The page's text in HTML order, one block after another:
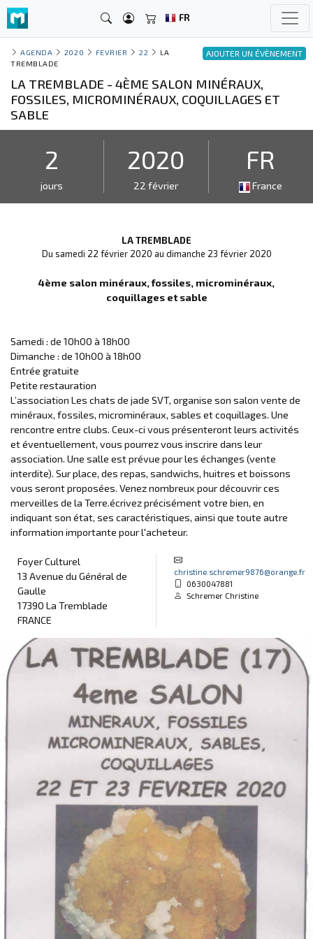
FR
AJOUTER UN ÉVÈNEMENT
AGENDA 2020 FEVRIER 22
LA
TREMBLADE
LA TREMBLADE - 4ÈME SALON MINÉRAUX,
FOSSILES, MICROMINÉRAUX, COQUILLAGES ET
SABLE
2
jours
2020
22 février
FR
France
LA TREMBLADE
Du samedi 22 février 2020 au dimanche 23 février 2020
4ème salon minéraux, fossiles, microminéraux,
coquillages et sable
Samedi : de 10h00 à 18h00
Dimanche : de 10h00 à 18h00
Entrée gratuite
Petite restauration
L’association Les chats de jade SVT, organise son salon vente de
minéraux, fossiles, microminéraux, sables et coquillages. Une
rencontre entre clubs. Ceux-ci vous présenteront leurs activités
et éventuellement, vous pourrez vous inscrire dans leur
association. Une salle est prévue pour les échanges (vente
interdite). Sur place, des repas, sandwichs, huitres et boissons
vous seront proposées. Venez nombreux pour découvrir ces
merveilles de la Terre.écrivez précisément votre bien, en
indiquant son état, ses caractéristiques, ainsi que toute autre
information importante pour l'acheteur.
Foyer Culturel
13 Avenue du Général de
Gaulle
17390 La Tremblade
FRANCE
christine.schremer9876@orange.fr
0630047881
Schremer Christine